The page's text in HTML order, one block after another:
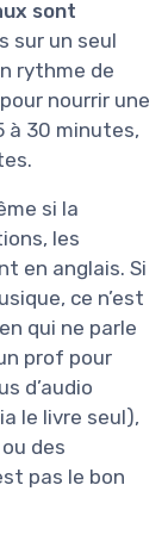
sont
sur un seul
rythme de
nourrir une
à 30 minutes,
si la
les
en anglais. Si
ce n’est
qui ne parle
prof pour
d’audio
le livre seul),
des
pas le bon